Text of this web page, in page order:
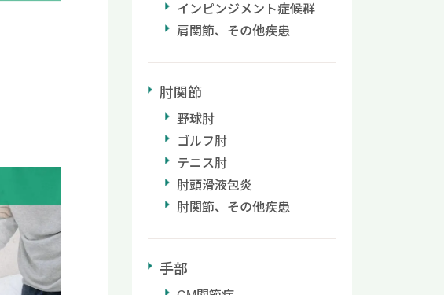
インピンジメント症候群
肩関節、その他疾患
肘関節
野球肘
ゴルフ肘
テニス肘
肘頭滑液包炎
肘関節、その他疾患
手部